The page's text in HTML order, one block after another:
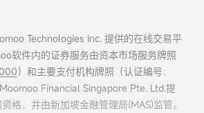
Technologies Inc. 提供的在线交易平
软件内的证券服务由资本市场服务牌照
）和主要支付机构牌照（认证编号：
Financial Singapore Pte. Ltd.提
格，并由新加坡金融管理局(MAS)监管。